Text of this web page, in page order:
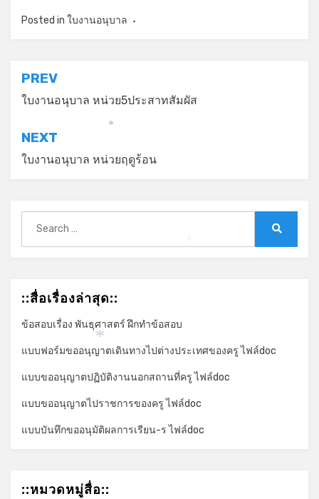
Posted in ใบงานอนุบาล
แนะแนว
เรื่อง
PREV
ใบงานอนุบาล หน่วย5ประสาทสัมผัส
NEXT
ใบงานอนุบาล หน่วยฤดูร้อน
for:
::สื่อเรื่องล่าสุด::
ข้อสอบเรื่อง พันธุศาสตร์ ฝึกทำข้อสอบ
แบบฟอร์มขออนุญาตเดินทางไปต่างประเทศของครู ไฟล์doc
แบบขออนุญาตปฏิบัติงานนอกสถานที่ครู ไฟล์doc
แบบขออนุญาตไปราชการของครู ไฟล์doc
แบบบันทึกขออนุมัติผลการเรียน-ร ไฟล์doc
::หมวดหมู่สื่อ::
*
*